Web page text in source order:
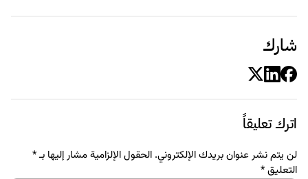
شارك
اترك تعليقاً
لن يتم نشر عنوان بريدك الإلكتروني. الحقول الإلزامية مشار إليها بـ*
التعليق*